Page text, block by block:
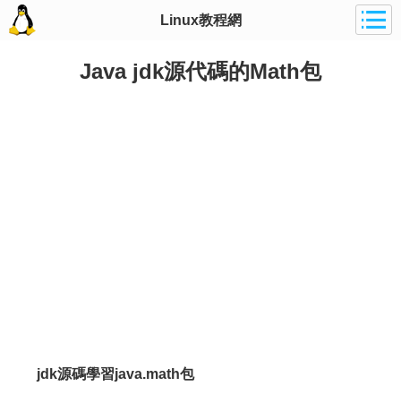
Linux教程網
Java jdk源代碼的Math包
jdk源碼學習java.math包